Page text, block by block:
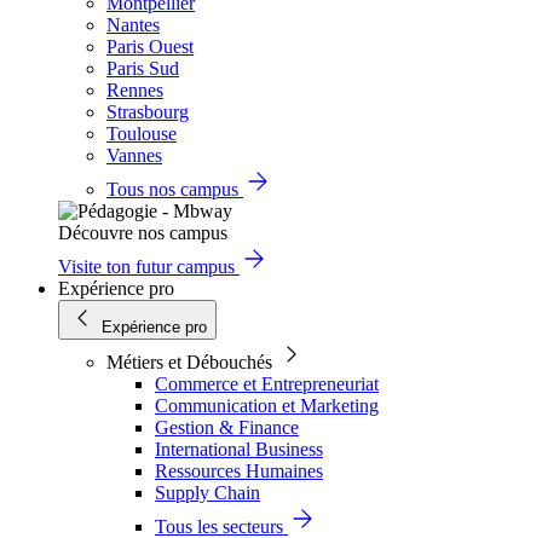
Nantes
Paris Ouest
Paris Sud
Rennes
Strasbourg
Toulouse
Vannes
Tous nos campus
Découvre nos campus
Visite ton futur campus
Expérience pro
Expérience pro
Métiers et Débouchés
Commerce et Entrepreneuriat
Communication et Marketing
Gestion & Finance
International Business
Ressources Humaines
Supply Chain
Tous les secteurs